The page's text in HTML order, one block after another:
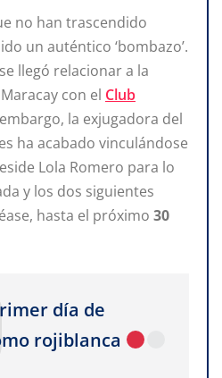
no han trascendido
un auténtico ‘bombazo’.
llegó relacionar a la
con el Club
la exjugadora del
ha acabado vinculándose
Lola Romero para lo
y los dos siguientes
hasta el próximo 30
día de
rojiblanca